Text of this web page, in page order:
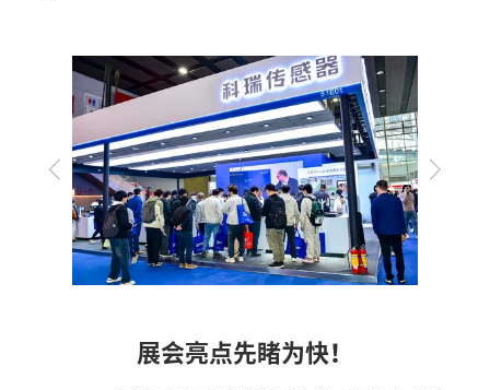
上
下
展会亮点先睹为快！